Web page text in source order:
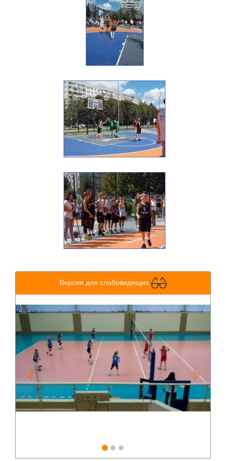
Версия для слабовидящих
Previous Next